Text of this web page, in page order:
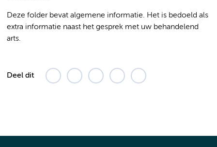
Deze folder bevat algemene informatie. Het is bedoeld als
extra informatie naast het gesprek met uw behandelend
arts.
Deel dit